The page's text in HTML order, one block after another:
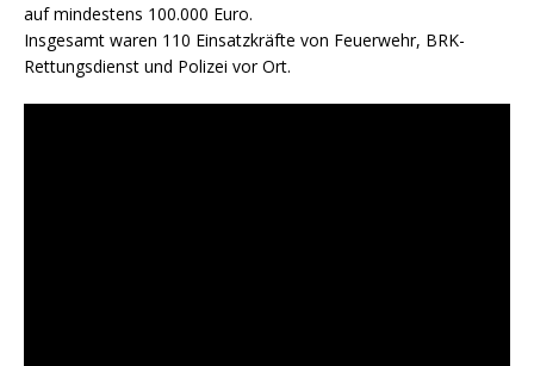
auf mindestens 100.000 Euro.
Insgesamt waren 110 Einsatzkräfte von Feuerwehr, BRK-
Rettungsdienst und Polizei vor Ort.